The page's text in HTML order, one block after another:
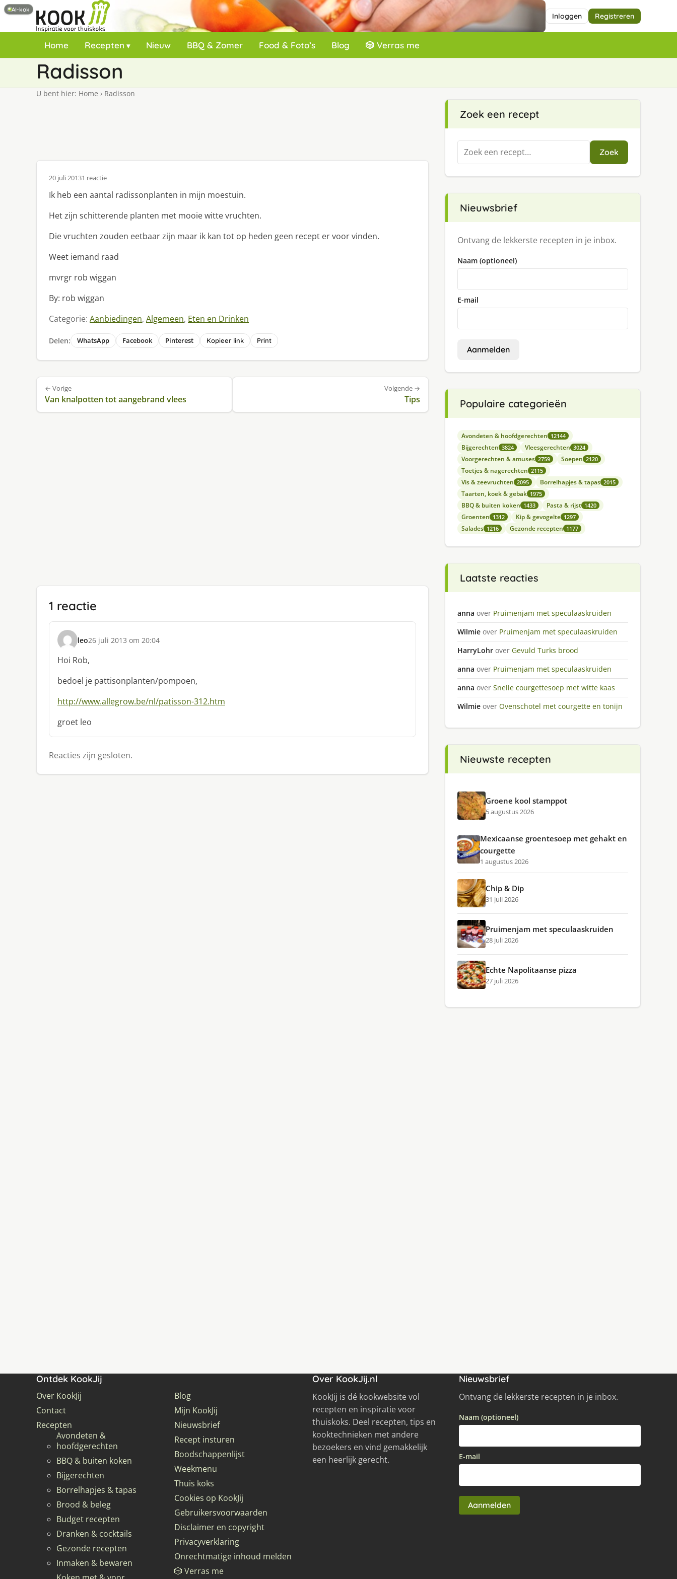
Inloggen Registreren
Home Recepten Nieuw BBQ & Zomer Food & Foto’s Blog 🎲 Verras me
Radisson
U bent hier: Home › Radisson
20 juli 20131 reactie
Ik heb een aantal radissonplanten in mijn moestuin.
Het zijn schitterende planten met mooie witte vruchten.
Die vruchten zouden eetbaar zijn maar ik kan tot op heden geen recept er voor vinden.
Weet iemand raad
mvrgr rob wiggan
By: rob wiggan
Categorie: Aanbiedingen, Algemeen, Eten en Drinken
Delen: WhatsApp Facebook Pinterest Kopieer link Print
Bericht
navigatie
← Vorige
Van knalpotten tot aangebrand vlees
Volgende →
Tips
1 reactie
leo
s
c
h
r
e
f
:
26 juli 2013 om 20:04
Hoi Rob,
bedoel je pattisonplanten/pompoen,
http://www.allegrow.be/nl/patisson-312.htm
groet leo
Reacties zijn gesloten.
Zoek een recept
Zoeken
naar:
Zoek
Nieuwsbrief
Ontvang de lekkerste recepten in je inbox.
Naam (optioneel)
E-mail
Aanmelden
Populaire categorieën
Avondeten & hoofdgerechten 12144
Bijgerechten 3824 Vleesgerechten 3024
Voorgerechten & amuses 2759 Soepen 2120
Toetjes & nagerechten 2115
Vis & zeevruchten 2095 Borrelhapjes & tapas 2015
Taarten, koek & gebak 1975
BBQ & buiten koken 1433 Pasta & rijst 1420
Groenten 1312 Kip & gevogelte 1297
Salades 1216 Gezonde recepten 1177
Laatste reacties
anna over Pruimenjam met speculaaskruiden
Wilmie over Pruimenjam met speculaaskruiden
HarryLohr over Gevuld Turks brood
anna over Pruimenjam met speculaaskruiden
anna over Snelle courgettesoep met witte kaas
Wilmie over Ovenschotel met courgette en tonijn
Nieuwste recepten
Groene kool stamppot
5 augustus 2026
Mexicaanse groentesoep met gehakt en
courgette
1 augustus 2026
Chip & Dip
31 juli 2026
Pruimenjam met speculaaskruiden
28 juli 2026
AI-kok
Echte Napolitaanse pizza
27 juli 2026
Ontdek KookJij
Over KookJij
Contact
Recepten
Avondeten &
hoofdgerechten
BBQ & buiten koken
Bijgerechten
Borrelhapjes & tapas
Brood & beleg
Budget recepten
Dranken & cocktails
Gezonde recepten
Inmaken & bewaren
Blog
Mijn KookJij
Nieuwsbrief
Recept insturen
Boodschappenlijst
Weekmenu
Thuis koks
Cookies op KookJij
Gebruikersvoorwaarden
Disclaimer en copyright
Privacyverklaring
Onrechtmatige inhoud melden
🎲 Verras me
Over KookJij.nl
KookJij is dé kookwebsite vol
recepten en inspiratie voor
thuiskoks. Deel recepten, tips en
kooktechnieken met andere
bezoekers en vind gemakkelijk
een heerlijk gerecht.
Nieuwsbrief
Ontvang de lekkerste recepten in je inbox.
Naam (optioneel)
E-mail
Aanmelden